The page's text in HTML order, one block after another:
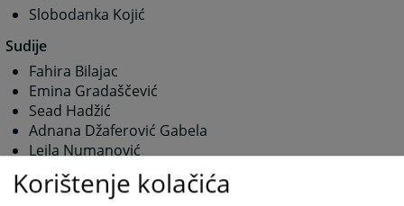
Slobodanka Kojić
Sudije
Fahira Bilajac
Emina Gradaščević
Sead Hadžić
Adnana Džaferović Gabela
Lejla Numanović
Tatjana Klječanin Martić
Milada Topčić
Korištenje kolačića